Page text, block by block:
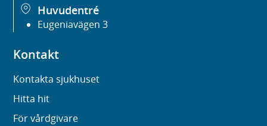
Huvudentré
Eugeniavägen 3
Kontakt
Kontakta sjukhuset
Hitta hit
För vårdgivare